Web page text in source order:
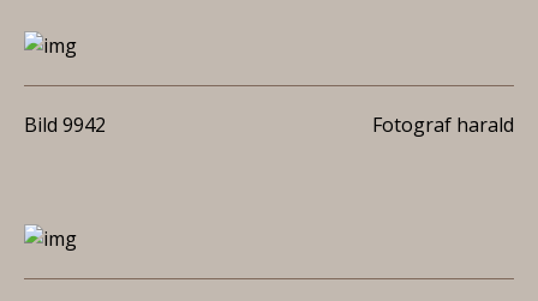
Bild 9942 Fotograf harald